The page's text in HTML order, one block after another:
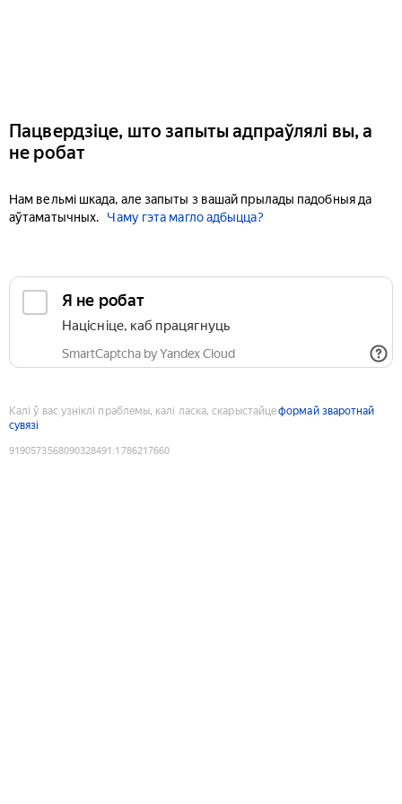
Пацвердзіце, што запыты адпраўлялі вы, а
не робат
Нам вельмі шкада, але запыты з вашай прылады падобныя да
аўтаматычных.
Чаму гэта магло адбыцца?
Я не робат
Націсніце, каб працягнуць
SmartCaptcha by Yandex Cloud
Калі ў вас узніклі праблемы, калі ласка, скарыстайцеформай зваротнай
сувязі
9190573568090328491 :1786217660